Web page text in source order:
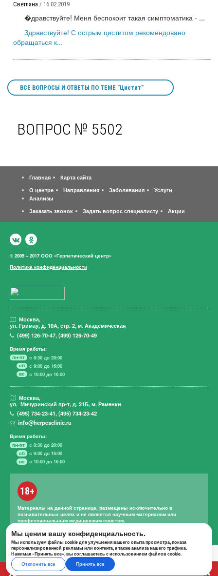
Светлана / 16.02.2019
�дравствуйте! Меня беспокоит такая симптоматика - ...
Здравствуйте! С острым циститом рекомендовано
обращаться к...
ВСЕ ВОПРОСЫ И ОТВЕТЫ ПО ТЕМЕ "Цистит"
ВОПРОС № 5502
Главная
Карта сайта
О центре
Направления Заболевания
Услуги
Анализы
Заказать звонок
Задать вопрос специалисту Акции
© 2005 – 2017 ООО «Герпетический центр»
Политика конфиденциальности
Москва,
ул. Гримау, д. 10А, стр. 2, м. Академическая
(499)126-70-47,(499)126-70-49
Время работы:
пн-пт
с 8:30 до 20:00
сб
с 9:00 до 16:00
вс
с 10:00 до 16:00
Москва,
ул. Мичуринский пр-т, д. 21Б, м. Раменки
(495)734-23-41,(495)734-23-42
info@herpesclinic.ru
Время работы:
пн-пт
с 8:30 до 20:00
сб
с 9:00 до 16:00
вс
с 10:00 до 16:00
18+
Материалы на данной странице, размещены исключительно в
познавательных целях и не является научным материалом или
профессиональным медицинским советом.
Правильное лечение и назначение лекарственных средств может
проводиться только квалифицированным специалистом с учетом
проведенной диагностики и истории болезни.
А К Ц И И
Мы ценим вашу конфиденциальность.
Мы используем файлы cookie для улучшения вашего опыта просмотра, показа
персонализированной рекламы или контента, а также анализа нашего трафика.
Нажимая «Принять все», вы соглашаетесь с использованием файлов cookie.
Отклонить все Принять все